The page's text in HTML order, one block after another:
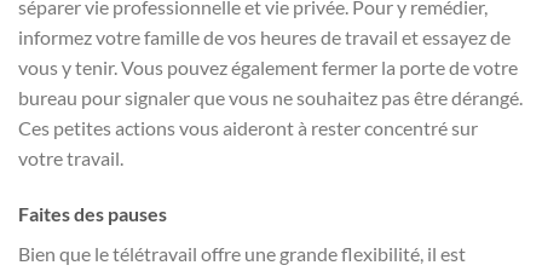
séparer vie professionnelle et vie privée. Pour y remédier,
informez votre famille de vos heures de travail et essayez de
vous y tenir. Vous pouvez également fermer la porte de votre
bureau pour signaler que vous ne souhaitez pas être dérangé.
Ces petites actions vous aideront à rester concentré sur
votre travail.
Faites des pauses
Bien que le télétravail offre une grande flexibilité, il est